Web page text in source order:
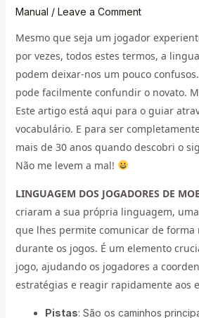
Manual / Leave a Comment
Mesmo que seja um jogador
por vezes, todos estes termos, a
podem deixar-nos um pouco
pode facilmente confundir o novato.
Este artigo está aqui para o guiar
vocabulário. E para ser
mais de 30 anos quando descobri o
Não me levem a mal!
LINGUAGEM DOS JOGADORES DE
criaram a sua própria linguagem,
que lhes permite comunicar de forma
durante os jogos. É um elemento
jogo, ajudando os jogadores a
estratégias e reagir rapidamente aos
Pistas: São os caminhos